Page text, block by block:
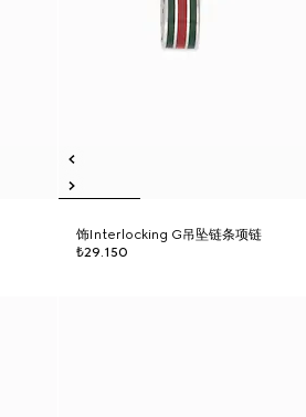
饰Interlocking G吊坠链条项链
₺29.150